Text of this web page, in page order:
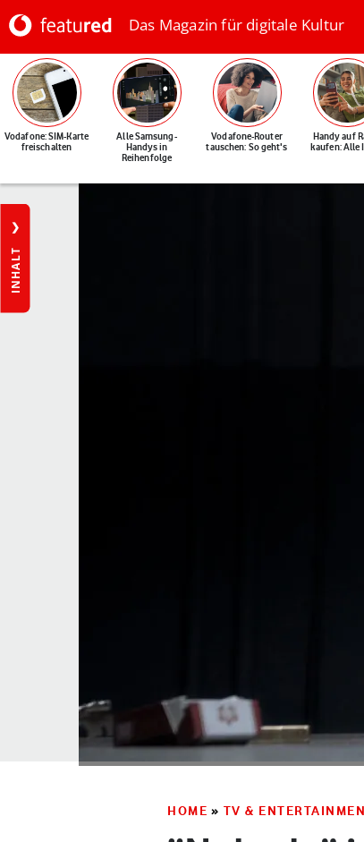
Das Magazin für digitale Kultur
Vodafone: SIM-Karte
freischalten
Alle Samsung-
Handys in
Reihenfolge
Vodafone-Router
tauschen: So geht's
Handy auf
kaufen: Alle
INHALT
HOME » TV &